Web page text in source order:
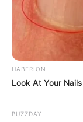
HABERION
Look At Your
BUZZDAY